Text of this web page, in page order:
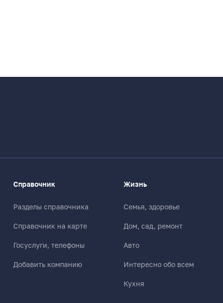
Справочник
Разделы справочника
Справочник на карте
Госуслуги, телефоны
Добавить компанию
Жизнь
Семья, здоровье
Дом, сад, ремонт
Авто
Интересно обо всем
Кухня